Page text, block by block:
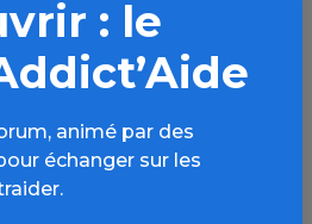
X
WhatsApp
: le
animé par des
échanger sur les